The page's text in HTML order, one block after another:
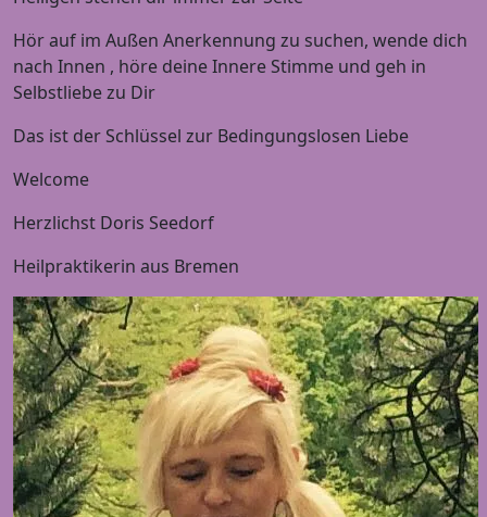
Hör auf im Außen Anerkennung zu suchen, wende dich
nach Innen , höre deine Innere Stimme und geh in
Selbstliebe zu Dir
Das ist der Schlüssel zur Bedingungslosen Liebe
Welcome
Herzlichst Doris Seedorf
Heilpraktikerin aus Bremen